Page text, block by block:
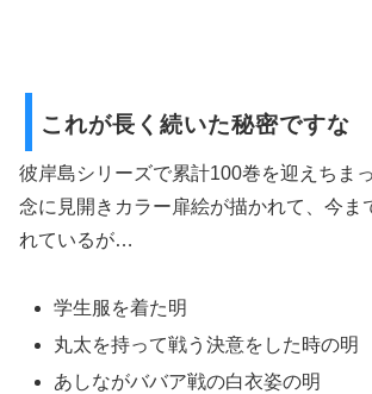
これが長く続いた秘密ですな
彼岸島シリーズで累計100巻を迎えち
念に見開きカラー扉絵が描かれて、今ま
れているが…
学生服を着た明
丸太を持って戦う決意をした時の明
あしながババア戦の白衣姿の明